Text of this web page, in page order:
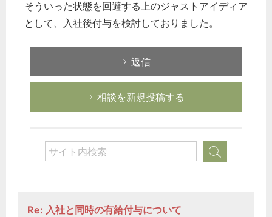
そういった状態を回避する上のジャストアイディア
として、入社後付与を検討しておりました。
返信
相談を新規投稿する
Re: 入社と同時の有給付与について